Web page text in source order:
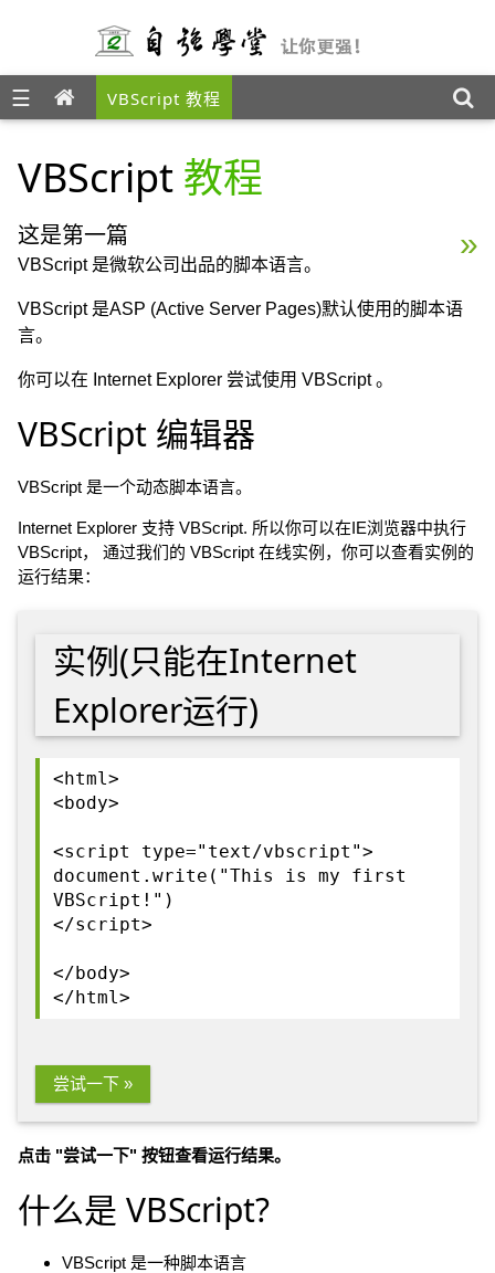
☰ VBScript 教程
VBScript 教程
这是第一篇 VBScript 实例 »
VBScript 是微软公司出品的脚本语言。
VBScript 是ASP (Active Server Pages)默认使用的脚本语
言。
你可以在 Internet Explorer 尝试使用 VBScript 。
VBScript 编辑器
VBScript 是一个动态脚本语言。
Internet Explorer 支持 VBScript. 所以你可以在IE浏览器中执行
VBScript， 通过我们的 VBScript 在线实例，你可以查看实例的
运行结果：
实例(只能在Internet
Explorer运行)
<html>
<body>
<script type="text/vbscript">
document.write("This is my first
VBScript!")
</script>
</body>
</html>
尝试一下 »
点击 "尝试一下" 按钮查看运行结果。
什么是 VBScript?
VBScript 是一种脚本语言